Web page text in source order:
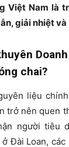
Việt Nam là
giải nhiệt
chai?
liệu
trở nên quen
người tiêu
Đài Loan, các